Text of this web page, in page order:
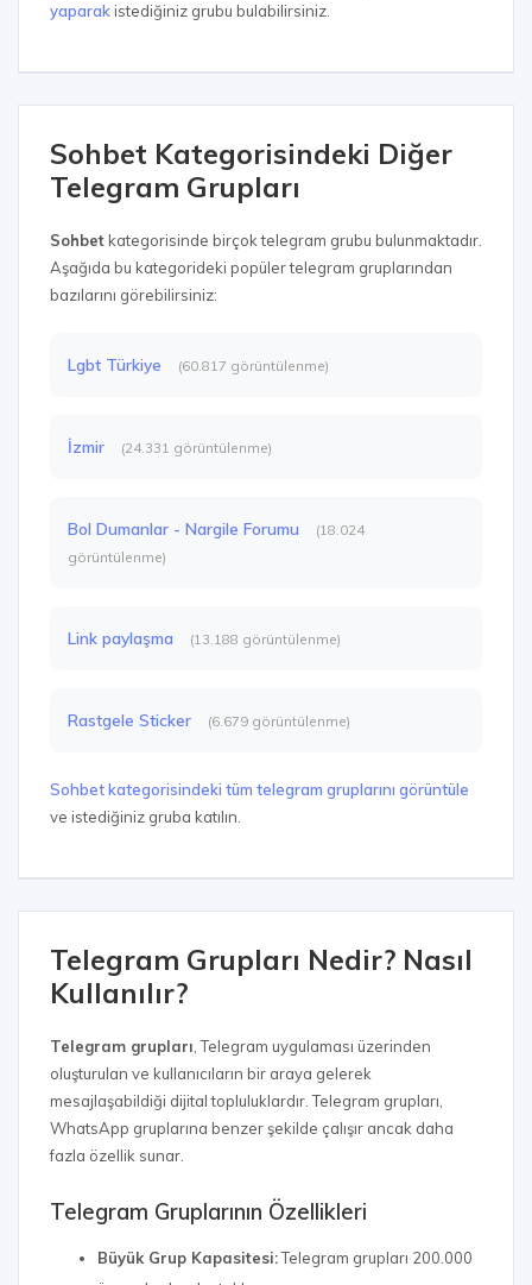
yaparak istediğiniz grubu bulabilirsiniz.
Sohbet Kategorisindeki Diğer
Telegram Grupları
Sohbet kategorisinde birçok telegram grubu bulunmaktadır.
Aşağıda bu kategorideki popüler telegram gruplarından
bazılarını görebilirsiniz:
Lgbt Türkiye (60.817 görüntülenme)
İzmir (24.331 görüntülenme)
Bol Dumanlar - Nargile Forumu
(18.024
görüntülenme)
Link paylaşma (13.188 görüntülenme)
Rastgele Sticker (6.679 görüntülenme)
Sohbet kategorisindeki tüm telegram gruplarını görüntüle
ve istediğiniz gruba katılın.
Telegram Grupları Nedir? Nasıl
Kullanılır?
Telegram grupları , Telegram uygulaması üzerinden
oluşturulan ve kullanıcıların bir araya gelerek
mesajlaşabildiği dijital topluluklardır. Telegram grupları,
WhatsApp gruplarına benzer şekilde çalışır ancak daha
fazla özellik sunar.
Telegram Gruplarının Özellikleri
Büyük Grup Kapasitesi:Telegram grupları 200.000